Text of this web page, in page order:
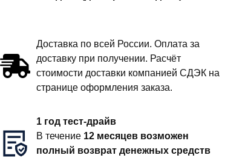
Доставка по всей России. Оплата за
доставку при получении. Расчёт
стоимости доставки компанией СДЭК на
странице оформления заказа.
1 год тест-драйв
В течение 12 месяцев возможен
полный возврат денежных средств